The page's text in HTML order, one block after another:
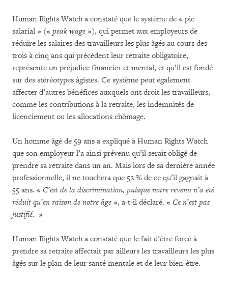
Human Rights Watch a constaté que le système de « pic
salarial » (« peak wage »), qui permet aux employeurs de
réduire les salaires des travailleurs les plus âgés au cours des
trois à cinq ans qui précèdent leur retraite obligatoire,
représente un préjudice financier et mental, et qu’il est fondé
sur des stéréotypes âgistes. Ce système peut également
affecter d’autres bénéfices auxquels ont droit les travailleurs,
comme les contributions à la retraite, les indemnités de
licenciement ou les allocations chômage.
Un homme âgé de 59 ans a expliqué à Human Rights Watch
que son employeur l’a ainsi prévenu qu’il serait obligé de
prendre sa retraite dans un an. Mais lors de sa dernière année
professionnelle, il ne touchera que 52 % de ce qu’il gagnait à
55 ans. « C’est de la discrimination, puisque notre revenu n’a été
réduit qu’en raison de notre âge », a-t-il déclaré. « Ce n’est pas
justifié. »
Human Rights Watch a constaté que le fait d’être forcé à
prendre sa retraite affectait par ailleurs les travailleurs les plus
âgés sur le plan de leur santé mentale et de leur bien-être.